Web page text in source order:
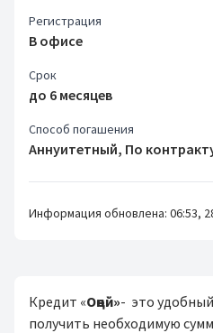
Регистрация
В офисе
Срок
до 6 месяцев
Способ погашения
Аннуитетный, По
Информация обновлена: 06:53,
Кредит «Оңой»- это
получить необходимую